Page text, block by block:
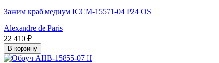
Зажим краб медиум ICCM-15571-04 P24 OS
Alexandre de Paris
22 410 ₽
В корзину